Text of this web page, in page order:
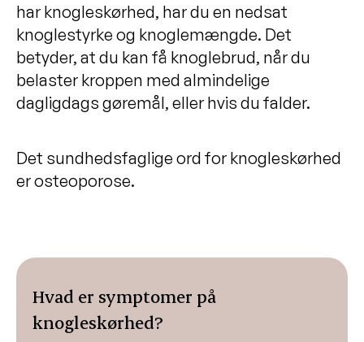
Kronisk hjertesvigt
Forstørret højre hjertekammer (cor
pulmonale)
har knogleskørhed, har du en nedsat
knoglestyrke og knoglemængde. Det
betyder, at du kan få knoglebrud, når du
belaster kroppen med almindelige
dagligdags gøremål, eller hvis du falder.
Det sundhedsfaglige ord for knogleskørhed
er osteoporose.
Hvad er symptomer på
knogleskørhed?